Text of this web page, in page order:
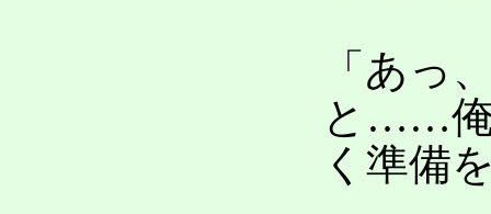
「あっ
と……俺
く準備